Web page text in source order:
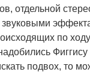
отдельной
по
подвох, то